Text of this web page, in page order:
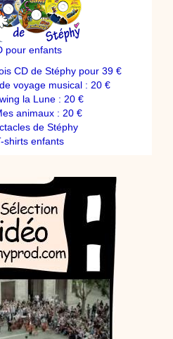
pour enfants
CD de Stéphy pour 39 €
voyage musical : 20 €
la Lune : 20 €
animaux : 20 €
de Stéphy
shirts enfants